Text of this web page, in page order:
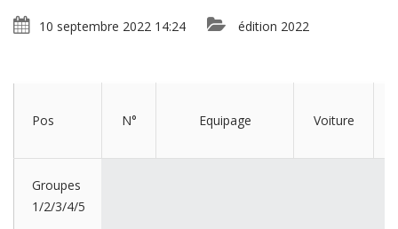
10 septembre 2022 14:24 édition 2022
Pos N° Equipage Voiture
Groupes
1/2/3/4/5